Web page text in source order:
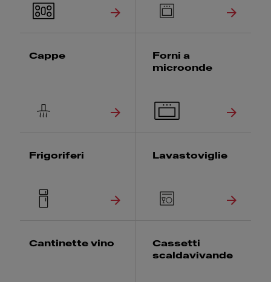
Cappe
Forni a
microonde
Frigoriferi Lavastoviglie
Cantinette vino
Cassetti
scaldavivande